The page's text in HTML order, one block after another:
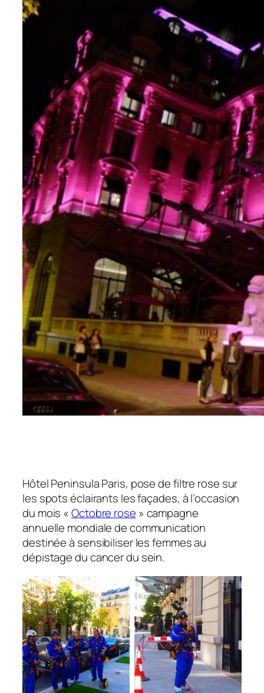
Hôtel Peninsula Paris, pose de filtre rose sur
les spots éclairants les façades, à l’occasion
du mois «Octobre rose » campagne
annuelle mondiale de communication
destinée à sensibiliser les femmes au
dépistage du cancer du sein.